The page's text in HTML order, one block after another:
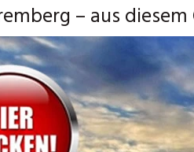
– aus